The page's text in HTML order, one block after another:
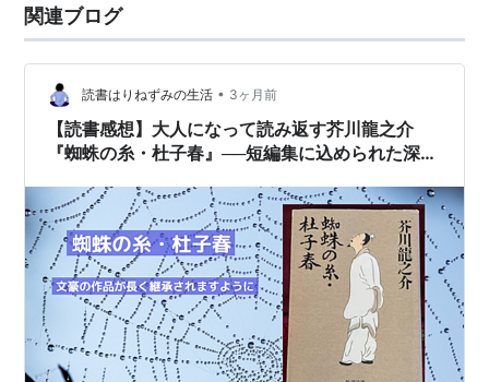
関連ブログ
読書はりねずみの生活 • 3ヶ月前
【読書感想】大人になって読み返す芥川龍之介
『蜘蛛の糸・杜子春』──短編集に込められた深い